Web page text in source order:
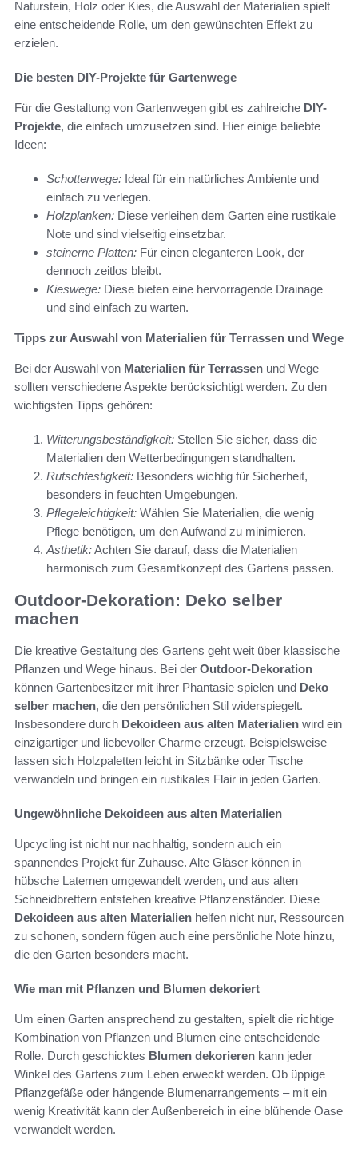
Naturstein, Holz oder Kies, die Auswahl der Materialien spielt
eine entscheidende Rolle, um den gewünschten Effekt zu
erzielen.
Die besten DIY-Projekte für Gartenwege
Für die Gestaltung von Gartenwegen gibt es zahlreiche DIY-
Projekte, die einfach umzusetzen sind. Hier einige beliebte
Ideen:
Schotterwege: Ideal für ein natürliches Ambiente und
einfach zu verlegen.
Holzplanken: Diese verleihen dem Garten eine rustikale
Note und sind vielseitig einsetzbar.
steinerne Platten: Für einen eleganteren Look, der
dennoch zeitlos bleibt.
Kieswege: Diese bieten eine hervorragende Drainage
und sind einfach zu warten.
Tipps zur Auswahl von Materialien für Terrassen und Wege
Bei der Auswahl von Materialien für Terrassen und Wege
sollten verschiedene Aspekte berücksichtigt werden. Zu den
wichtigsten Tipps gehören:
Witterungsbeständigkeit: Stellen Sie sicher, dass die
Materialien den Wetterbedingungen standhalten.
Rutschfestigkeit: Besonders wichtig für Sicherheit,
besonders in feuchten Umgebungen.
Pflegeleichtigkeit: Wählen Sie Materialien, die wenig
Pflege benötigen, um den Aufwand zu minimieren.
Ästhetik:Achten Sie darauf, dass die Materialien
harmonisch zum Gesamtkonzept des Gartens passen.
Outdoor-Dekoration: Deko selber
machen
Die kreative Gestaltung des Gartens geht weit über klassische
Pflanzen und Wege hinaus. Bei der Outdoor-Dekoration
können Gartenbesitzer mit ihrer Phantasie spielen und Deko
selber machen, die den persönlichen Stil widerspiegelt.
Insbesondere durch Dekoideen aus alten Materialien wird ein
einzigartiger und liebevoller Charme erzeugt. Beispielsweise
lassen sich Holzpaletten leicht in Sitzbänke oder Tische
verwandeln und bringen ein rustikales Flair in jeden Garten.
Ungewöhnliche Dekoideen aus alten Materialien
Upcycling ist nicht nur nachhaltig, sondern auch ein
spannendes Projekt für Zuhause. Alte Gläser können in
hübsche Laternen umgewandelt werden, und aus alten
Schneidbrettern entstehen kreative Pflanzenständer. Diese
Dekoideen aus alten Materialien helfen nicht nur, Ressourcen
zu schonen, sondern fügen auch eine persönliche Note hinzu,
die den Garten besonders macht.
Wie man mit Pflanzen und Blumen dekoriert
Um einen Garten ansprechend zu gestalten, spielt die richtige
Kombination von Pflanzen und Blumen eine entscheidende
Rolle. Durch geschicktes Blumen dekorieren kann jeder
Winkel des Gartens zum Leben erweckt werden. Ob üppige
Pflanzgefäße oder hängende Blumenarrangements – mit ein
wenig Kreativität kann der Außenbereich in eine blühende Oase
verwandelt werden.